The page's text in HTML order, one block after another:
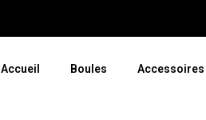
Accueil Boules Accessoires